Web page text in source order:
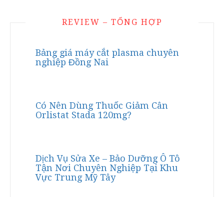
REVIEW – TỔNG HỢP
Bảng giá máy cắt plasma chuyên
nghiệp Đồng Nai
Có Nên Dùng Thuốc Giảm Cân
Orlistat Stada 120mg?
Dịch Vụ Sửa Xe – Bảo Dưỡng Ô Tô
Tận Nơi Chuyên Nghiệp Tại Khu
Vực Trung Mỹ Tây